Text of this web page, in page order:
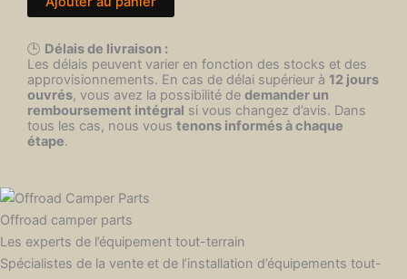
🕒 Délais de livraison :
Les délais peuvent varier en fonction des stocks et des
approvisionnements. En cas de délai supérieur à 12 jours
ouvrés, vous avez la possibilité de demander un
remboursement intégral si vous changez d’avis. Dans
tous les cas, nous vous tenons informés à chaque
étape.
Offroad camper parts
Les experts de l’équipement tout-terrain
Spécialistes de la vente et de l’installation d’équipements tout-